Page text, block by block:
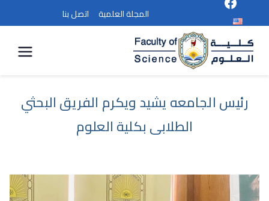
المجلة العلمية اتصل بنا
العلوم
رئيس الجامعه يشيد ويكرم الفريق البحثي
الطلابى بكلية العلوم